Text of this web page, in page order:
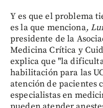
Y es que el problema
es la que menciona,
presidente de la
Medicina Crítica y
explica que "la
habilitación para las
atención de pacientes
especialistas en